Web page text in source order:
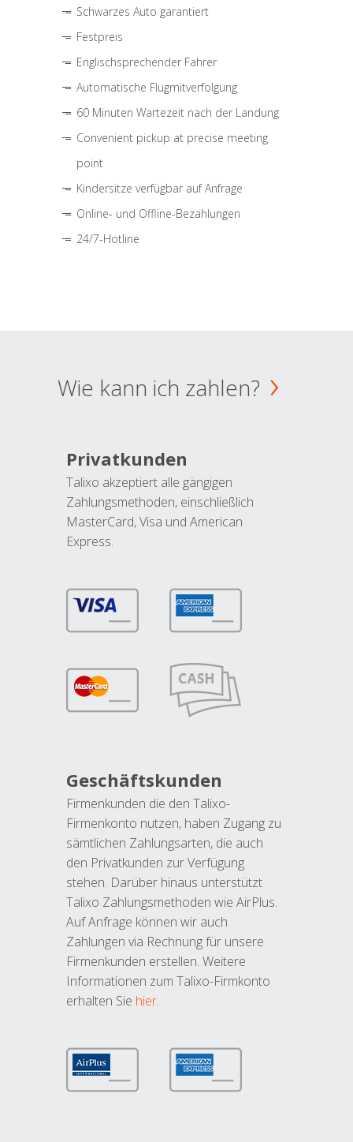
Schwarzes Auto garantiert
Festpreis
Englischsprechender Fahrer
Automatische Flugmitverfolgung
60 Minuten Wartezeit nach der Landung
Convenient pickup at precise meeting
point
Kindersitze verfügbar auf Anfrage
Online- und Offline-Bezahlungen
24/7-Hotline
Wie kann ich zahlen?
Privatkunden
Talixo akzeptiert alle gängigen
Zahlungsmethoden, einschließlich
MasterCard, Visa und American
Express.
Geschäftskunden
Firmenkunden die den Talixo-
Firmenkonto nutzen, haben Zugang zu
sämtlichen Zahlungsarten, die auch
den Privatkunden zur Verfügung
stehen. Darüber hinaus unterstützt
Talixo Zahlungsmethoden wie AirPlus.
Auf Anfrage können wir auch
Zahlungen via Rechnung für unsere
Firmenkunden erstellen. Weitere
Informationen zum Talixo-Firmkonto
erhalten Sie hier.